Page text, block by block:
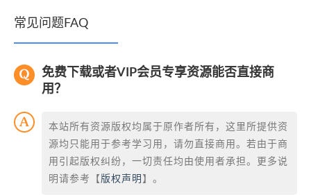
常见问题FAQ
免费下载或者VIP会员专享资源能否直接商
用？
本站所有资源版权均属于原作者所有，这里所提供资
源均只能用于参考学习用，请勿直接商用。若由于商
用引起版权纠纷，一切责任均由使用者承担。更多说
明请参考【 版权声明 】。